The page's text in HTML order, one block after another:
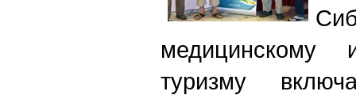
медицинскому
туризму